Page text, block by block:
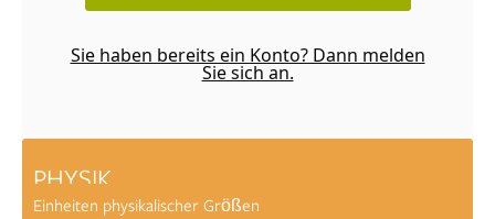
Sie haben bereits ein Konto? Dann melden
Sie sich an.
PHYSIK
Einheiten physikalischer Größen